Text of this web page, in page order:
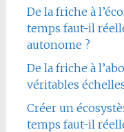
De la friche à
temps faut-il
autonome ?
De la friche à
véritables
Créer un
temps faut-il